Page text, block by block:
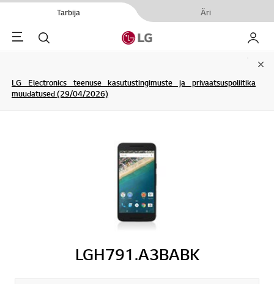
Tarbija Äri
Menu Otsi Minu
LG Electronics teenuse kasutustingimuste ja privaatsuspoliitika
muudatused (29/04/2026)
LGH791.A3BABK